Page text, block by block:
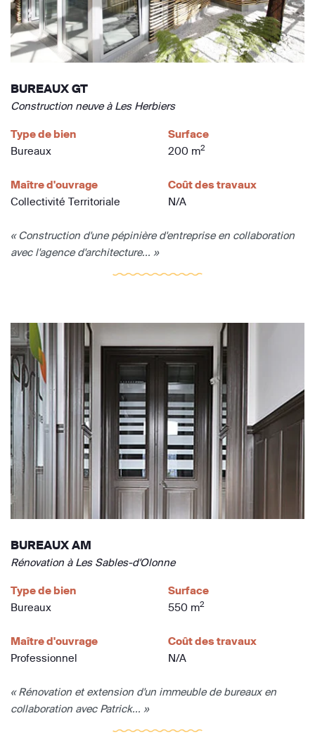
BUREAUX GT
Construction neuve à Les Herbiers
Type de bien
Bureaux
Surface
200 m2
Maître d'ouvrage
Collectivité Territoriale
Coût des travaux
N/A
« Construction d'une pépinière d'entreprise en collaboration
avec l'agence d'architecture... »
BUREAUX AM
Rénovation à Les Sables-d'Olonne
Type de bien
Bureaux
Surface
550 m2
Maître d'ouvrage
Professionnel
Coût des travaux
N/A
« Rénovation et extension d'un immeuble de bureaux en
collaboration avec Patrick... »